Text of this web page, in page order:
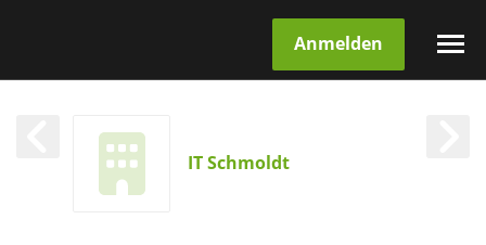
Anmelden
IT Schmoldt